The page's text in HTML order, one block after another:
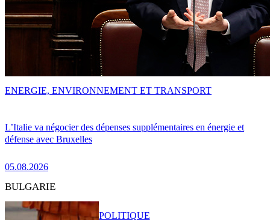
L’Italie va négocier des dépenses supplémentaires en énergie et
défense avec Bruxelles
05.08.2026
ENERGIE, ENVIRONNEMENT ET TRANSPORT
BULGARIE
POLITIQUE